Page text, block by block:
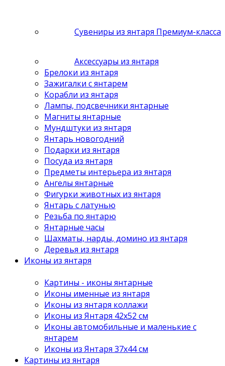
Сувениры из янтаря Премиум-класса
Аксессуары из янтаря
Брелоки из янтаря
Зажигалки с янтарем
Корабли из янтаря
Лампы, подсвечники янтарные
Магниты янтарные
Мундштуки из янтаря
Янтарь новогодний
Подарки из янтаря
Посуда из янтаря
Предметы интерьера из янтаря
Ангелы янтарные
Фигурки животных из янтаря
Янтарь с латунью
Резьба по янтарю
Янтарные часы
Шахматы, нарды, домино из янтаря
Деревья из янтаря
Иконы из янтаря
Картины - иконы янтарные
Иконы именные из янтаря
Иконы из янтаря коллажи
Иконы из Янтаря 42х52 см
Иконы автомобильные и маленькие с
янтарем
Иконы из Янтаря 37х44 см
Картины из янтаря